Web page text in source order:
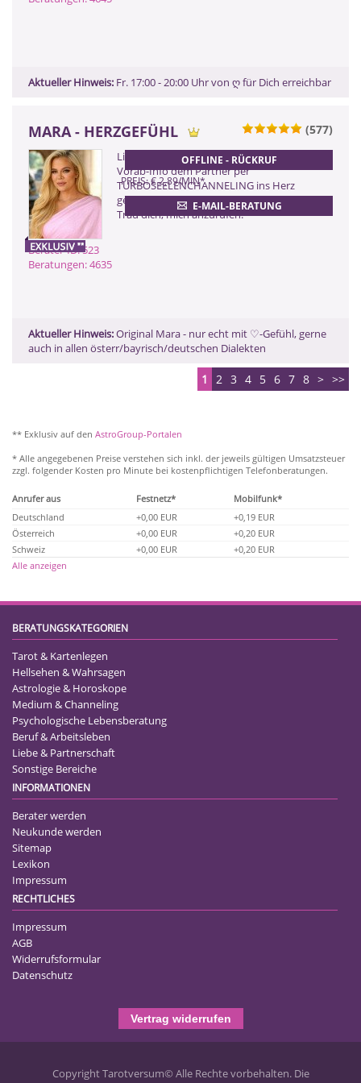
Aktueller Hinweis: Fr. 17:00 - 20:00 Uhr von ღ für Dich erreichbar
MARA - HERZGEFÜHL (577)
Berater-ID: 523
Beratungen: 4635
OFFLINE - RÜCKRUF
PREIS: € 2,89/MIN*
E-MAIL-BERATUNG
0900 899 44 55 - 523
(2,99 €/Min)
0900 52 82 58 - 523
(2,17 €/Min ggf. abweichend aus dem
Mobilfunk)
Liebeskummer? Einfühlsame Hilfe, ohne
Vorab-Info dem Partner per
TURBOSEELENCHANNELING ins Herz
geschaut - Kein Problem ist mir fremd.
Trau dich, mich anzurufen!
Aktueller Hinweis:Original Mara - nur echt mit ♡-Gefühl, gerne
auch in allen österr/bayrisch/deutschen Dialekten
1 2 3 4 5 6 7 8 > >>
** Exklusiv auf den AstroGroup-Portalen
* Alle angegebenen Preise verstehen sich inkl. der jeweils gültigen Umsatzsteuer
zzgl. folgender Kosten pro Minute bei kostenpflichtigen Telefonberatungen.
Anrufer aus Festnetz*
Mobilfunk*
Deutschland
+0,00 EUR
+0,19 EUR
Österreich
+0,00 EUR
+0,20 EUR
Schweiz
+0,00 EUR
+0,20 EUR
Alle anzeigen
BERATUNGSKATEGORIEN
Tarot & Kartenlegen
Hellsehen & Wahrsagen
Astrologie & Horoskope
Medium & Channeling
Psychologische Lebensberatung
Beruf & Arbeitsleben
Liebe & Partnerschaft
Sonstige Bereiche
INFORMATIONEN
Berater werden
Neukunde werden
Sitemap
Lexikon
Impressum
RECHTLICHES
Impressum
AGB
Widerrufsformular
Datenschutz
Vertrag widerrufen
Copyright Tarotversum© Alle Rechte vorbehalten. Die